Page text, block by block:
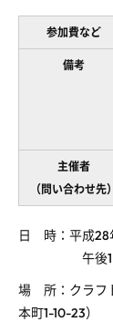
参加費など
備考
主催者
（問い合わせ先）
日 時：平成28
午後1時
場 所：クラフ
本町1-10-23）